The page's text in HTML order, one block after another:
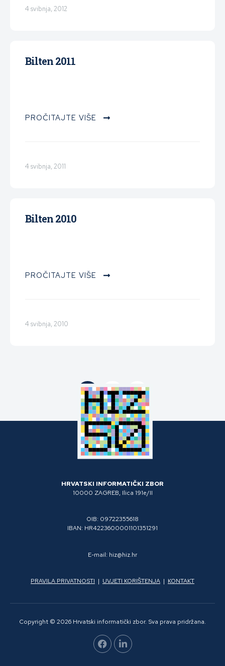
4 svibnja, 2012
Bilten 2011
PROČITAJTE VIŠE
4 svibnja, 2011
Bilten 2010
PROČITAJTE VIŠE
4 svibnja, 2010
1 2 3
HRVATSKI INFORMATIČKI ZBOR
10000 ZAGREB, Ilica 191e/II
OIB: 09722355618
IBAN: HR4223600001101351291
E-mail: hiz@hiz.hr
PRAVILA PRIVATNOSTI | UVJETI KORIŠTENJA | KONTAKT
Copyright © 2026 Hrvatski informatički zbor. Sva prava pridržana.